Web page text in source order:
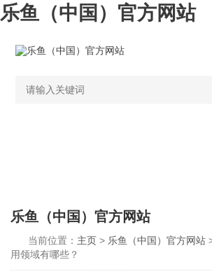
乐鱼（中国）官方网站
乐鱼（中国）官方网站
当前位置： 主页 > 乐鱼（中国）官方网站
用领域有哪些？